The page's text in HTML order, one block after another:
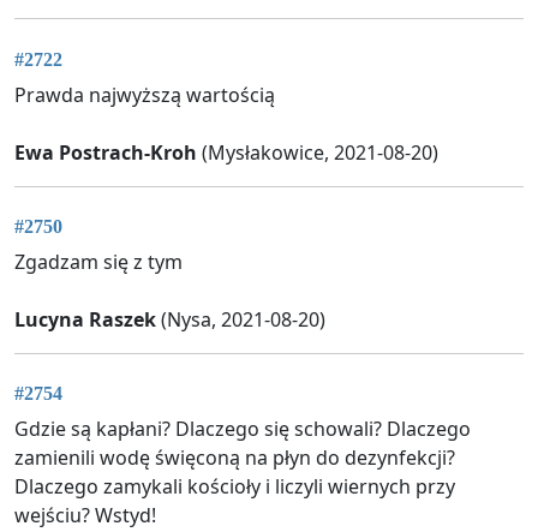
#2722
Prawda najwyższą wartością
Ewa Postrach-Kroh (Mysłakowice, 2021-08-20)
#2750
Zgadzam się z tym
Lucyna Raszek(Nysa, 2021-08-20)
#2754
Gdzie są kapłani? Dlaczego się schowali? Dlaczego
zamienili wodę święconą na płyn do dezynfekcji?
Dlaczego zamykali kościoły i liczyli wiernych przy
wejściu? Wstyd!